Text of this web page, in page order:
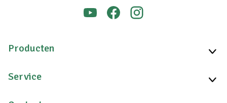
Producten
Service